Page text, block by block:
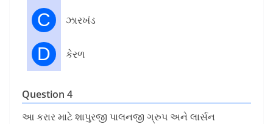
C ઝારખંડ
D કેરળ
Question 4
આ કરાર માટે શાપુરજી પાલનજી ગ્રુપ અને લાર્સન